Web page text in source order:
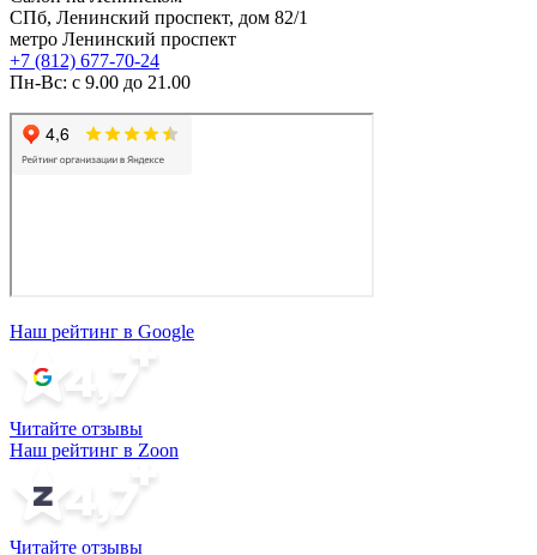
СПб, Ленинский проспект, дом 82/1
метро Ленинский проспект
+7 (812) 677-70-24
Пн-Вс: с 9.00 до 21.00
Наш рейтинг в Google
Читайте отзывы
Наш рейтинг в Zoon
Читайте отзывы